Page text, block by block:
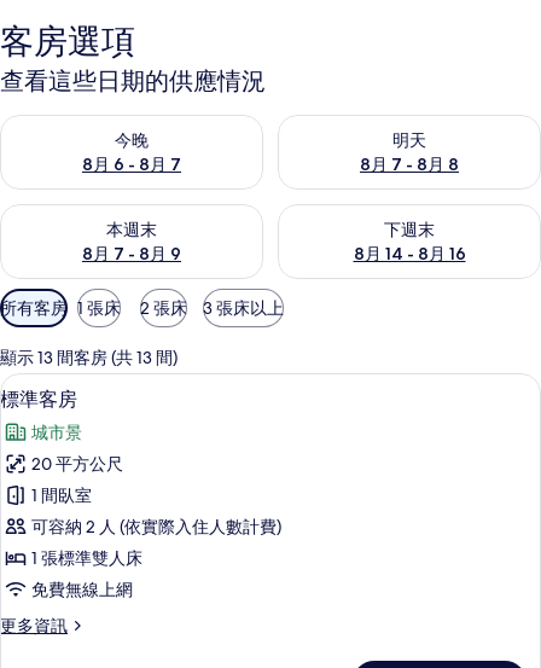
客房選項
查看這些日期的供應情況
今晚
8月 6 - 8月 7
查看今晚 (8月 6 - 8月 7) 的供應情況
明天
8月 7 - 8月 8
查看明天 (8月 7 - 8月 8) 的供
本週末
8月 7 - 8月 9
查看本週末 (8月 7 - 8月 9) 的供應情況
下週末
8月 14 - 8月 16
查看下週末 (8月 14 - 8月 16)
可
用
的
客
房
篩
選
條
件
所有客房 1 張床 2 張床 3 張床以上
顯示 13 間客房 (共 13 間)
顯
示
標
準
客
房
的
所
有
標準客房 | 客房內保險箱、書桌、遮
5
標準客房
城市景
20 平方公尺
1 間臥室
可容納 2 人 (依實際入住人數計費)
1 張標準雙人床
免費無線上網
更多資訊
更